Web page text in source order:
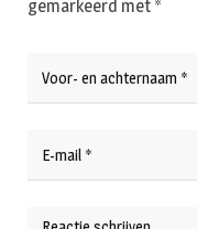
gemarkeerd met *